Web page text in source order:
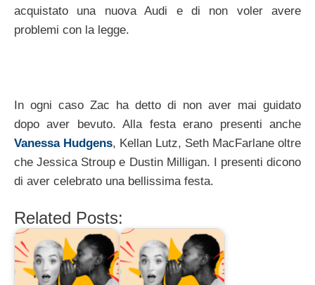
acquistato una nuova Audi e di non voler avere
problemi con la legge.
In ogni caso Zac ha detto di non aver mai guidato
dopo aver bevuto. Alla festa erano presenti anche
Vanessa Hudgens, Kellan Lutz, Seth MacFarlane oltre
che Jessica Stroup e Dustin Milligan. I presenti dicono
di aver celebrato una bellissima festa.
Related Posts: